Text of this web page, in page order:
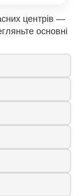
центрів —
основні